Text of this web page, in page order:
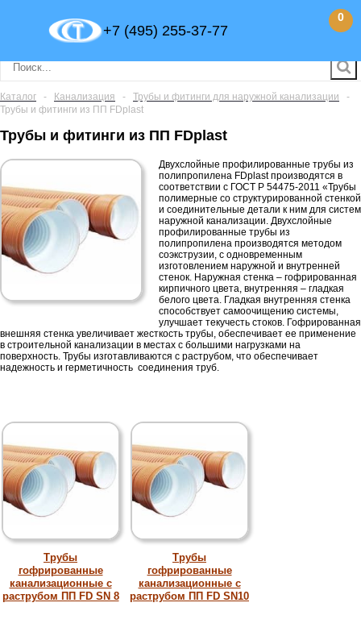
+7 (495) 255-37-77
0
Каталог - Канализация - Трубы и фитинги для наружной канализации
-
Трубы и фитинги из ПП FDplast
Трубы и фитинги из ПП FDplast
Двухслойные профилированные трубы из
полипропилена FDplast производятся в
соответствии с ГОСТ Р 54475-2011 «Трубы
полимерные со структурированной стенкой
и соединительные детали к ним для систем
наружной канализации. Двухслойные
профилированные трубы из
полипропилена производятся методом
соэкструзии, с одновременным
изготовлением наружной и внутренней
стенок. Наружная стенка – гофрированная
кирпичного цвета, внутренняя – гладкая
белого цвета. Гладкая внутренняя стенка
способствует самоочищению системы,
улучшает текучесть стоков. Гофрированная
внешняя стенка увеличивает жесткость трубы, обеспечивает ее применение
в строительной канализации в местах с большими нагрузками на
поверхность. Трубы изготавливаются с раструбом, что обеспечивает
надежность и герметичность соединения труб.
Трубы
гофрированные
канализационные с
раструбом ПП FD SN 8
Трубы
гофрированные
канализационные с
раструбом ПП FD SN10